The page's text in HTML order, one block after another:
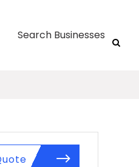
Search Businesses